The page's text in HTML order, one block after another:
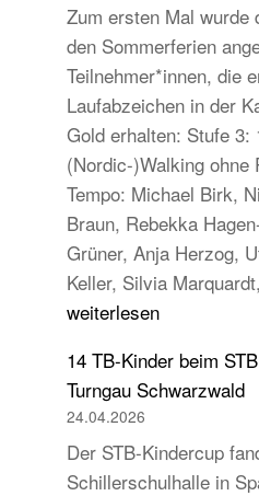
Zum ersten Mal wurde
den Sommerferien
Teilnehmer*innen, die
Laufabzeichen in der
Gold erhalten: Stufe 3:
(Nordic-)Walking ohne
Tempo: Michael Birk,
Braun, Rebekka
Grüner, Anja Herzog,
Keller, Silvia
weiterlesen
14 TB-Kinder beim
Turngau Schwarzwald
24.04.2026
Der STB-Kindercup
Schillerschulhalle in